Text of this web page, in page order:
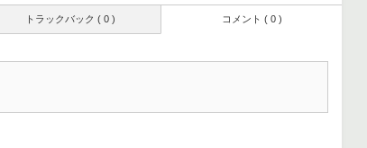
トラックバック ( 0 ) コメント ( 0 )